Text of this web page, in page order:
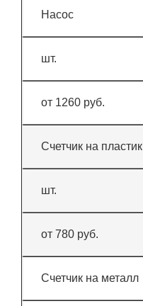
Насос
шт.
от 1260 руб.
Счетчик на пластик
шт.
от 780 руб.
Счетчик на металл